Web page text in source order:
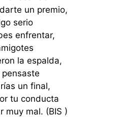
un premio,
serio
enfrentar,
la espalda,
pensaste
un final,
tu conducta
muy mal. (BIS )